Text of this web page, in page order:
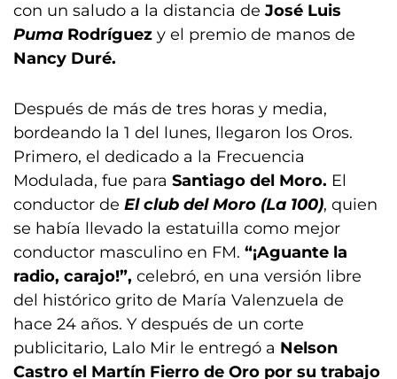
con un saludo a la distancia de José Luis
Puma Rodríguez y el premio de manos de
Nancy Duré.
Después de más de tres horas y media,
bordeando la 1 del lunes, llegaron los Oros.
Primero, el dedicado a la Frecuencia
Modulada, fue para Santiago del Moro. El
conductor de El club del Moro (La 100), quien
se había llevado la estatuilla como mejor
conductor masculino en FM. “¡Aguante la
radio, carajo!”, celebró, en una versión libre
del histórico grito de María Valenzuela de
hace 24 años. Y después de un corte
publicitario, Lalo Mir le entregó a Nelson
Castro el Martín Fierro de Oro por su trabajo